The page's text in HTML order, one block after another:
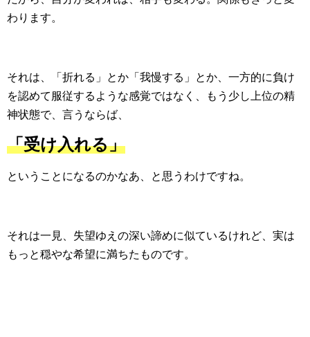
わります。
それは、「折れる」とか「我慢する」とか、一方的に負け
を認めて服従するような感覚ではなく、もう少し上位の精
神状態で、言うならば、
「受け入れる」
ということになるのかなあ、と思うわけですね。
それは一見、失望ゆえの深い諦めに似ているけれど、実は
もっと穏やな希望に満ちたものです。